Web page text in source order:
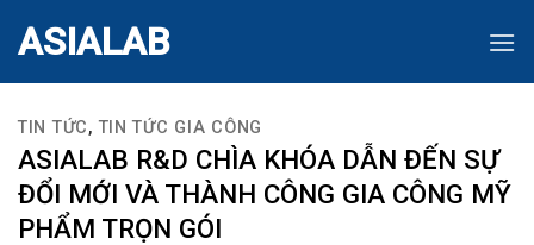
ASIALAB
TIN TỨC,TIN TỨC GIA CÔNG
ASIALAB R&D CHÌA KHÓA DẪN ĐẾN SỰ
ĐỔI MỚI VÀ THÀNH CÔNG GIA CÔNG MỸ
PHẨM TRỌN GÓI